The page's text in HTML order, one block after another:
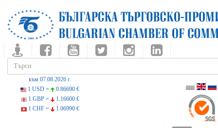
към 07.08.2026 г.
1 USD =
0.86690 €
1 GBP =
1.16600 €
1 CHF =
1.06990 €